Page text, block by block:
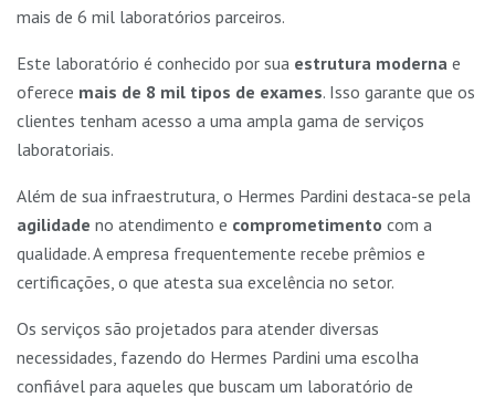
mais de 6 mil laboratórios parceiros.
Este laboratório é conhecido por sua estrutura moderna e
oferece mais de 8 mil tipos de exames. Isso garante que os
clientes tenham acesso a uma ampla gama de serviços
laboratoriais.
Além de sua infraestrutura, o Hermes Pardini destaca-se pela
agilidade no atendimento e comprometimento com a
qualidade. A empresa frequentemente recebe prêmios e
certificações, o que atesta sua excelência no setor.
Os serviços são projetados para atender diversas
necessidades, fazendo do Hermes Pardini uma escolha
confiável para aqueles que buscam um laboratório de